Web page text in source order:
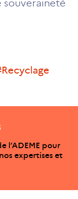
souveraineté
#recyclage
l’ADEME pour
expertises et